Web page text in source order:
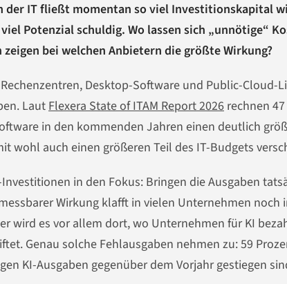
der IT fließt momentan so viel Investitionskapital
Potenzial schuldig. Wo lassen sich „unnötige“
bei welchen Anbietern die größte Wirkung?
Desktop-Software und Public-Cloud-
LautFlexera State of ITAM Report 2026 rechnen
in den kommenden Jahren einen deutlich
wohl auch einen größeren Teil des IT-Budgets
in den Fokus: Bringen die Ausgaben
Wirkung klafft in vielen Unternehmen noch
wird es vor allem dort, wo Unternehmen für KI
Genau solche Fehlausgaben nehmen zu: 59
KI-Ausgaben gegenüber dem Vorjahr gestiegen